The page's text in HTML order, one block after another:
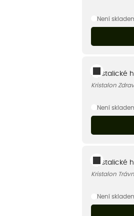
Není
Krystalické
Kristalon
Není
Krystalické
Kristalon
Není